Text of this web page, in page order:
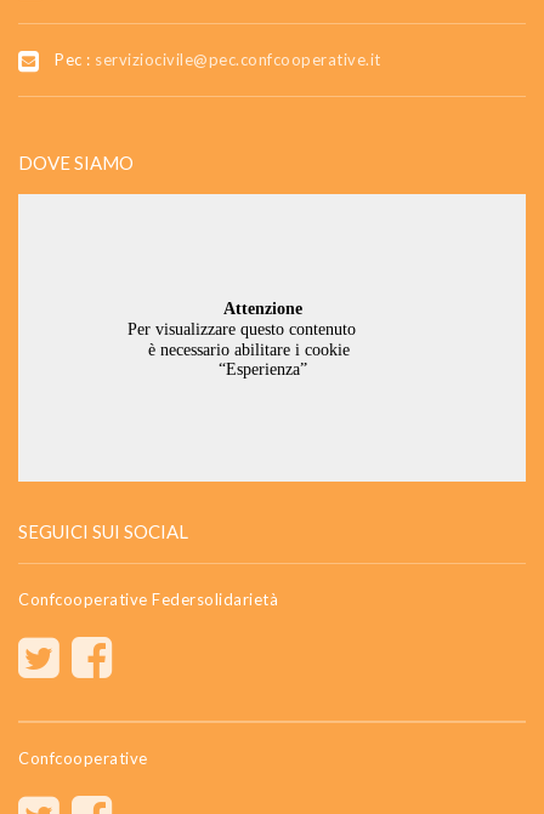
Pec : serviziocivile@pec.confcooperative.it
DOVE SIAMO
SEGUICI SUI SOCIAL
Confcooperative Federsolidarietà
Confcooperative